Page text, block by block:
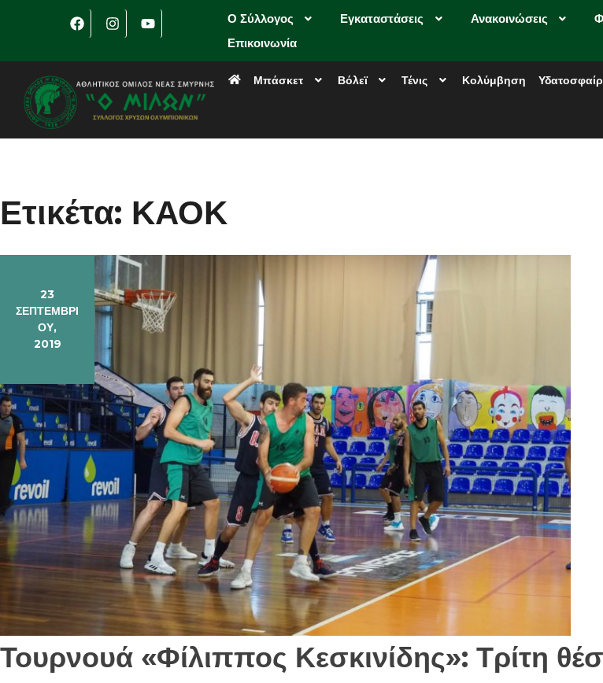
Ο Σύλλογος Εγκαταστάσεις Ανακοινώσεις
Επικοινωνία
Μπάσκετ Βόλεϊ Τένις Κολύμβηση
Ετικέτα: ΚΑΟΚ
23
ΣΕΠΤΕΜΒΡΊ
ΟΥ,
2019
Τουρνουά «Φίλιππος Κεσκινίδης»: Τρίτη